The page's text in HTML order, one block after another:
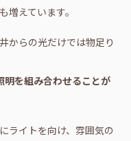
増えています。
からの光だけでは物足り
明を組み合わせることが
ライトを向け、雰囲気の